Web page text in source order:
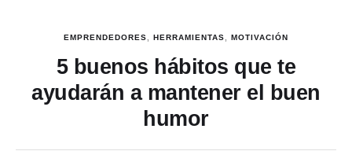
EMPRENDEDORES HERRAMIENTAS MOTIVACIÓN
5 buenos hábitos que te
ayudarán a mantener el buen
humor